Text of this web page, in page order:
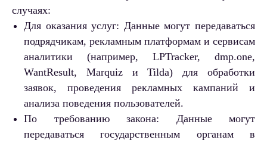
случаях:
Для оказания услуг: Данные могут передаваться
подрядчикам, рекламным платформам и сервисам
аналитики (например, LPTracker, dmp.one,
WantResult, Marquiz и Tilda) для обработки
заявок, проведения рекламных кампаний и
анализа поведения пользователей.
По требованию закона: Данные могут
передаваться государственным органам в